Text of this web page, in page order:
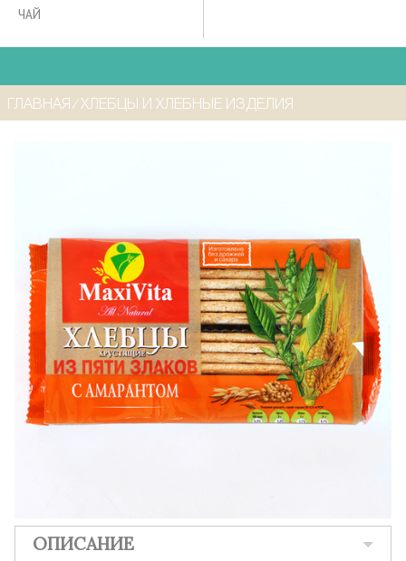
ЧАЙ
ГЛАВНАЯ ⁄ ХЛЕБЦЫ И ХЛЕБНЫЕ ИЗДЕЛИЯ
ОПИСАНИЕ